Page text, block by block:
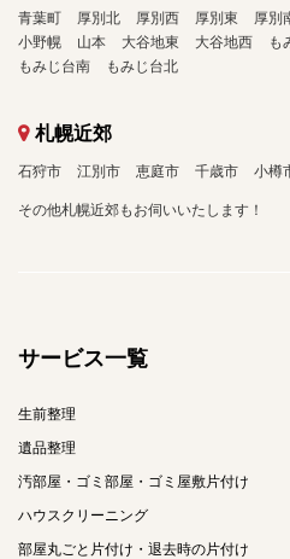
青葉町 厚別北 厚別西 厚別東 厚別
小野幌
山本 大谷地東 大谷地西 も
もみじ台南
もみじ台北
札幌近郊
石狩市 江別市 恵庭市 千歳市 小樽
その他札幌近郊もお伺いいたします！
サービス一覧
生前整理
遺品整理
汚部屋・ゴミ部屋・ゴミ屋敷片付け
ハウスクリーニング
部屋丸ごと片付け・退去時の片付け